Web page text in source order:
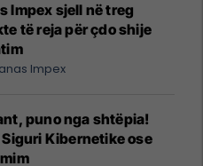
Impex sjell në treg
të reja për çdo shije
Impex
puno nga shtëpia!
Kibernetike ose